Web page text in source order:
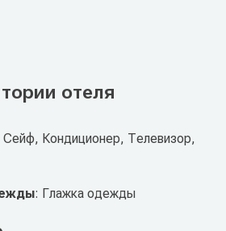
отеля
Сейф, Кондиционер, Телевизор,
: Глажка одежды